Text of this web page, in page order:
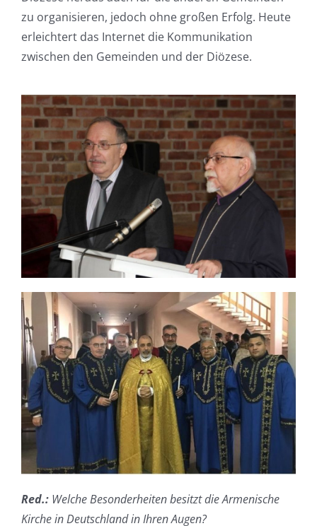
zu organisieren, jedoch ohne großen Erfolg. Heute
erleichtert das Internet die Kommunikation
zwischen den Gemeinden und der Diözese.
Red.: Welche Besonderheiten besitzt die Armenische
Kirche in Deutschland in Ihren Augen?